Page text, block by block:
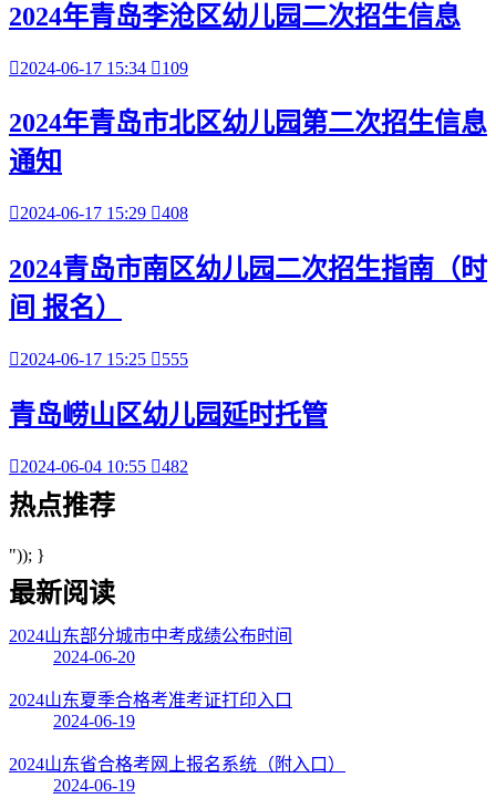
2024年青岛李沧区幼儿园二次招生信息
2024-06-17 15:34 109
2024年青岛市北区幼儿园第二次招生信息
通知
2024-06-17 15:29 408
2024青岛市南区幼儿园二次招生指南（时
间 报名）
2024-06-17 15:25 555
青岛崂山区幼儿园延时托管
2024-06-04 10:55 482
热点推荐
")); }
最新阅读
2024山东部分城市中考成绩公布时间
2024-06-20
2024山东夏季合格考准考证打印入口
2024-06-19
2024山东省合格考网上报名系统（附入口）
2024-06-19